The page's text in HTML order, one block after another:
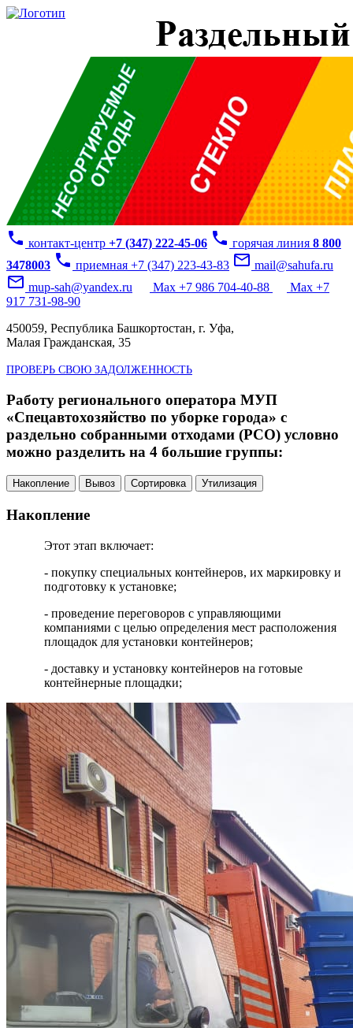
phone контакт-центр +7 (347) 222-45-06 phone горячая линия 8 800
3478003 phone приемная +7 (347) 223-43-83 mail_outline mail@sahufa.ru
mail_outline mup-sah@yandex.ru Max +7 986 704-40-88
Max +7
917 731-98-90
450059, Республика Башкортостан, г. Уфа,
Малая Гражданская, 35
ПРОВЕРЬ СВОЮ ЗАДОЛЖЕННОСТЬ
Работу регионального оператора МУП
«Спецавтохозяйство по уборке города» с
раздельно собранными отходами (РСО) условно
можно разделить на 4 большие группы:
Накопление Вывоз Сортировка Утилизация
Накопление
Этот этап включает:
- покупку специальных контейнеров, их маркировку и
подготовку к установке;
- проведение переговоров с управляющими
компаниями с целью определения мест расположения
площадок для установки контейнеров;
- доставку и установку контейнеров на готовые
контейнерные площадки;